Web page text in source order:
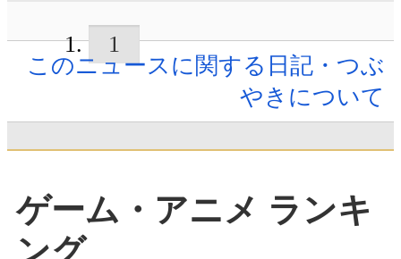
1
このニュースに関する日記・つぶ
やきについて
ゲーム・アニメ ランキ
ング